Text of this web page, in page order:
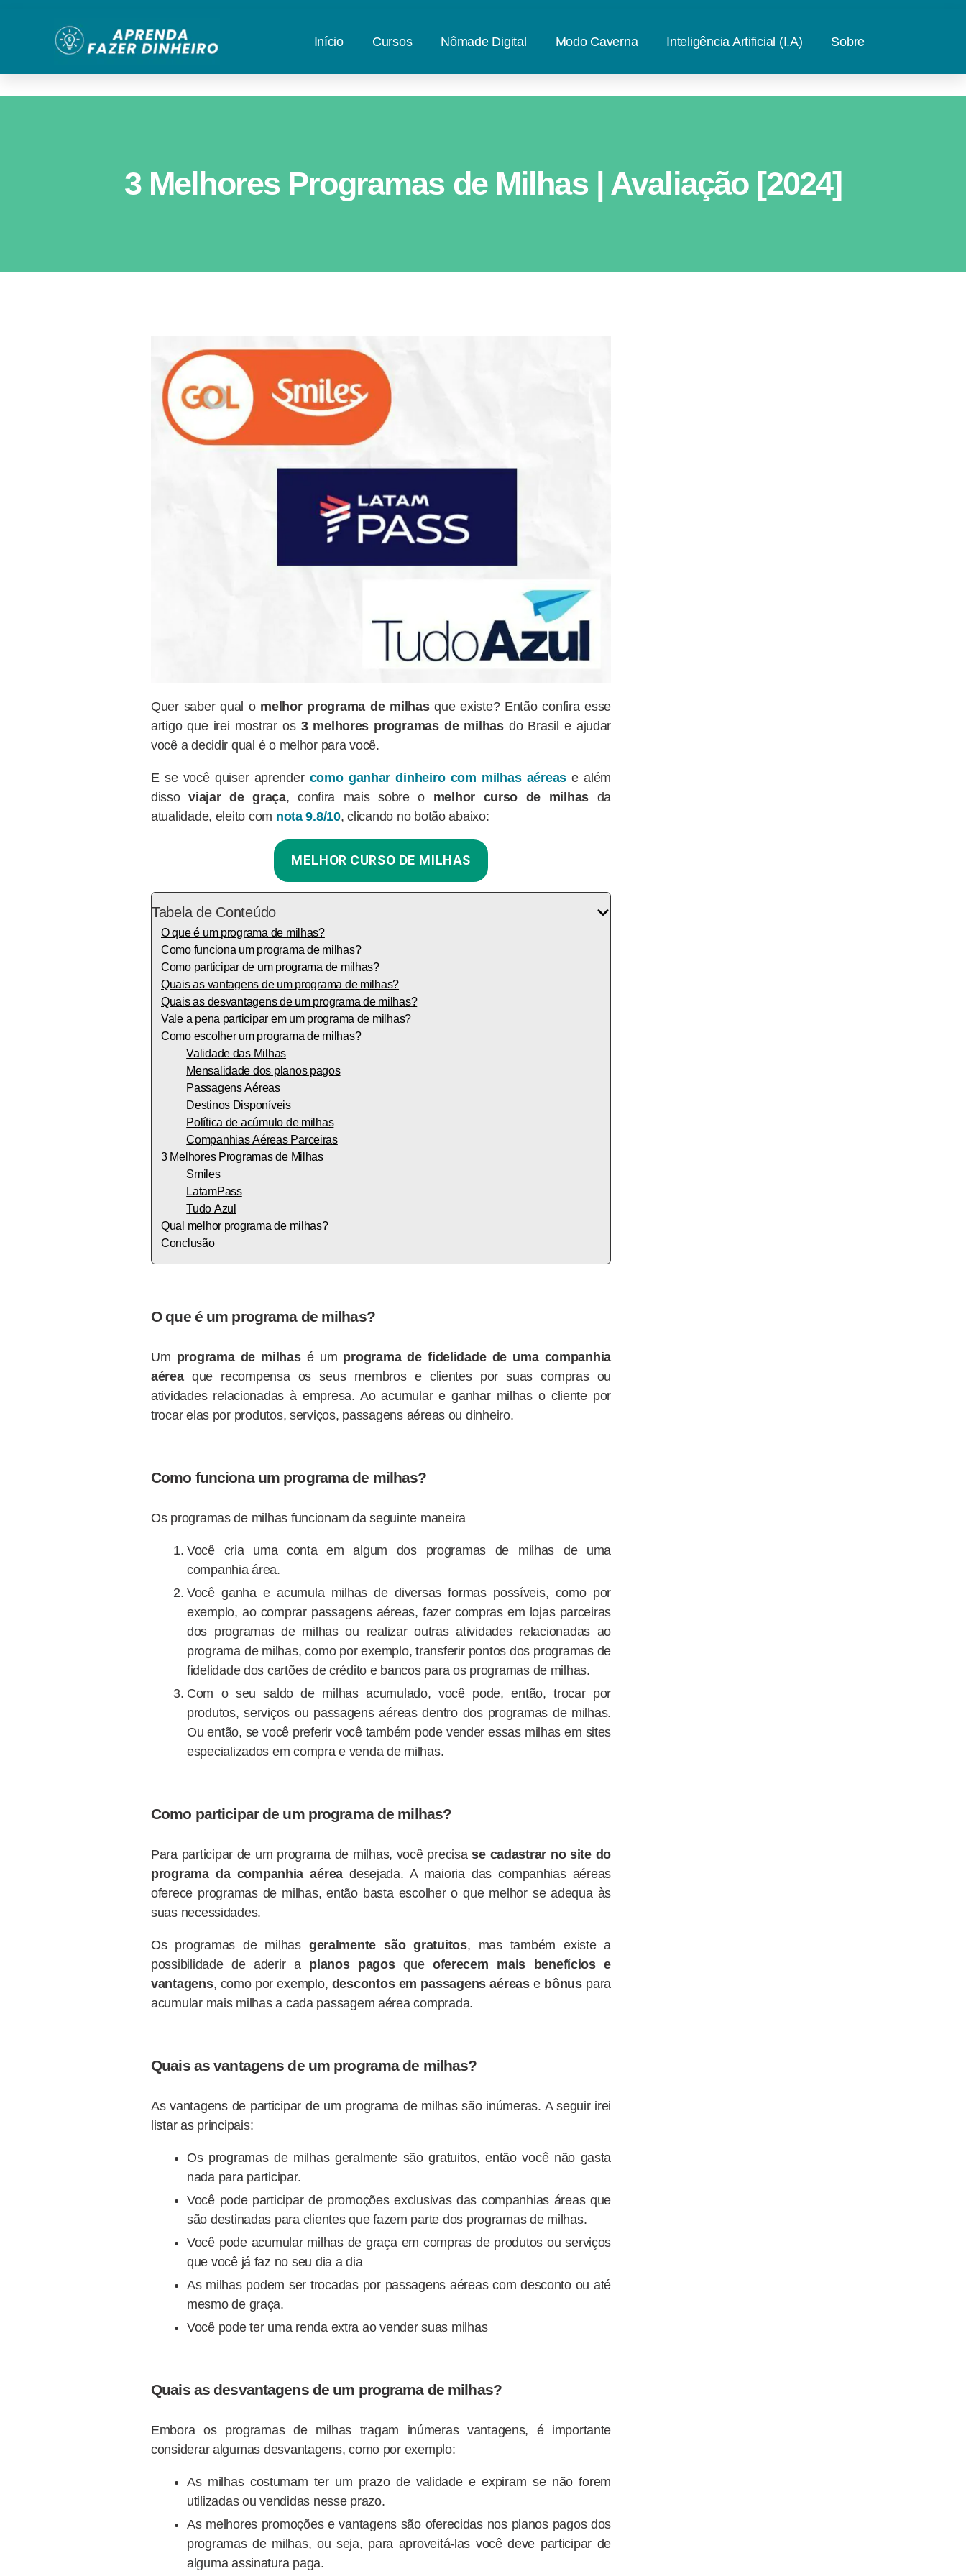
Início Cursos Nômade Digital Modo Caverna Inteligência Artificial (I.A) Sobre
3 Melhores Programas de Milhas | Avaliação [2024]
Quer saber qual o melhor programa de milhasque existe? Então confira esse
artigo que irei mostrar os 3 melhores programas de milhasdo Brasil e ajudar
você a decidir qual é o melhor para você.
E se você quiser aprender como ganhar dinheiro com milhas aérease além
dissoviajar de graça, confira mais sobre o melhor curso de milhas da
atualidade, eleito com nota 9.8/10, clicando no botão abaixo:
MELHOR CURSO DE MILHAS
Tabela de Conteúdo
O que é um programa de milhas?
Como funciona um programa de milhas?
Como participar de um programa de milhas?
Quais as vantagens de um programa de milhas?
Quais as desvantagens de um programa de milhas?
Vale a pena participar em um programa de milhas?
Como escolher um programa de milhas?
Validade das Milhas
Mensalidade dos planos pagos
Passagens Aéreas
Destinos Disponíveis
Política de acúmulo de milhas
Companhias Aéreas Parceiras
3 Melhores Programas de Milhas
Smiles
LatamPass
Tudo Azul
Qual melhor programa de milhas?
Conclusão
O que é um programa de milhas?
Um programa de milhasé um programa de fidelidade de uma companhia
aéreaque recompensa os seus membros e clientes por suas compras ou
atividades relacionadas à empresa. Ao acumular e ganhar milhas o cliente por
trocar elas por produtos, serviços, passagens aéreas ou dinheiro.
Como funciona um programa de milhas?
Os programas de milhas funcionam da seguinte maneira
Você cria uma conta em algum dos programas de milhas de uma
companhia área.
Você ganha e acumula milhas de diversas formas possíveis, como por
exemplo, ao comprar passagens aéreas, fazer compras em lojas parceiras
dos programas de milhas ou realizar outras atividades relacionadas ao
programa de milhas, como por exemplo, transferir pontos dos programas de
fidelidade dos cartões de crédito e bancos para os programas de milhas.
Com o seu saldo de milhas acumulado, você pode, então, trocar por
produtos, serviços ou passagens aéreas dentro dos programas de milhas.
Ou então, se você preferir você também pode vender essas milhas em sites
especializados em compra e venda de milhas.
Como participar de um programa de milhas?
Para participar de um programa de milhas, você precisase cadastrar no site do
programa da companhia aéreadesejada. A maioria das companhias aéreas
oferece programas de milhas, então basta escolher o que melhor se adequa às
suas necessidades.
Os programas de milhas geralmente são gratuitos, mas também existe a
possibilidade de aderir a planos pagosque oferecem mais benefícios e
vantagens, como por exemplo, descontos em passagens aérease bônus para
acumular mais milhas a cada passagem aérea comprada.
Quais as vantagens de um programa de milhas?
As vantagens de participar de um programa de milhas são inúmeras. A seguir irei
listar as principais:
Os programas de milhas geralmente são gratuitos, então você não gasta
nada para participar.
Você pode participar de promoções exclusivas das companhias áreas que
são destinadas para clientes que fazem parte dos programas de milhas.
Você pode acumular milhas de graça em compras de produtos ou serviços
que você já faz no seu dia a dia
As milhas podem ser trocadas por passagens aéreas com desconto ou até
mesmo de graça.
Você pode ter uma renda extra ao vender suas milhas
Quais as desvantagens de um programa de milhas?
Embora os programas de milhas tragam inúmeras vantagens, é importante
considerar algumas desvantagens, como por exemplo:
As milhas costumam ter um prazo de validade e expiram se não forem
utilizadas ou vendidas nesse prazo.
As melhores promoções e vantagens são oferecidas nos planos pagos dos
programas de milhas, ou seja, para aproveitá-las você deve participar de
alguma assinatura paga.